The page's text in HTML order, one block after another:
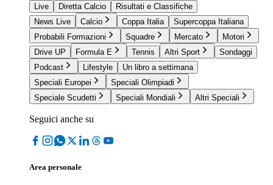
Live
Diretta Calcio
Risultati e Classifiche
News Live
Calcio Coppa Italia
Supercoppa Italiana
Probabili Formazioni
Squadre Mercato
Motori
Drive UP
Formula E Tennis Altri Sport
Sondaggi
Podcast
Lifestyle
Un libro a settimana
Speciali Europei
Speciali Olimpiadi
Speciale Scudetti
Speciali Mondiali Altri Speciali
Seguici anche su
Area personale